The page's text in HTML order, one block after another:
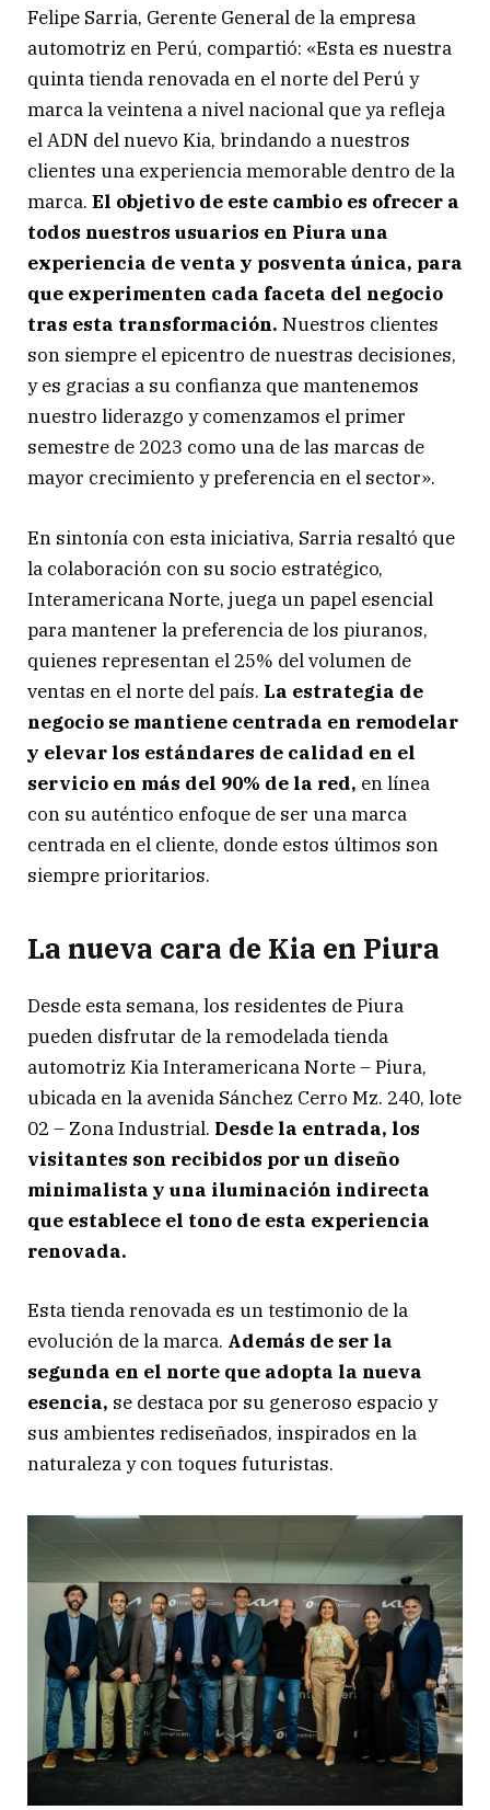
Felipe Sarria, Gerente General de la empresa
automotriz en Perú, compartió: «Esta es nuestra
quinta tienda renovada en el norte del Perú y
marca la veintena a nivel nacional que ya refleja
el ADN del nuevo Kia, brindando a nuestros
clientes una experiencia memorable dentro de la
marca. El objetivo de este cambio es ofrecer a
todos nuestros usuarios en Piura una
experiencia de venta y posventa única, para
que experimenten cada faceta del negocio
tras esta transformación. Nuestros clientes
son siempre el epicentro de nuestras decisiones,
y es gracias a su confianza que mantenemos
nuestro liderazgo y comenzamos el primer
semestre de 2023 como una de las marcas de
mayor crecimiento y preferencia en el sector».
En sintonía con esta iniciativa, Sarria resaltó que
la colaboración con su socio estratégico,
Interamericana Norte, juega un papel esencial
para mantener la preferencia de los piuranos,
quienes representan el 25% del volumen de
ventas en el norte del país. La estrategia de
negocio se mantiene centrada en remodelar
y elevar los estándares de calidad en el
servicio en más del 90% de la red, en línea
con su auténtico enfoque de ser una marca
centrada en el cliente, donde estos últimos son
siempre prioritarios.
La nueva cara de Kia en Piura
Desde esta semana, los residentes de Piura
pueden disfrutar de la remodelada tienda
automotriz Kia Interamericana Norte – Piura,
ubicada en la avenida Sánchez Cerro Mz. 240, lote
02 – Zona Industrial. Desde la entrada, los
visitantes son recibidos por un diseño
minimalista y una iluminación indirecta
que establece el tono de esta experiencia
renovada.
Esta tienda renovada es un testimonio de la
evolución de la marca. Además de ser la
segunda en el norte que adopta la nueva
esencia, se destaca por su generoso espacio y
sus ambientes rediseñados, inspirados en la
naturaleza y con toques futuristas.